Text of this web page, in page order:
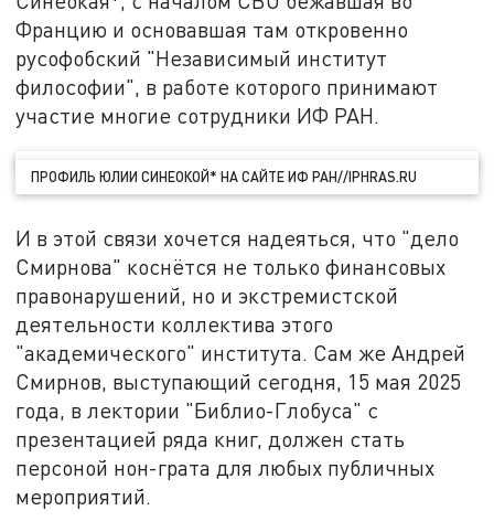
Францию и основавшая там откровенно
русофобский "Независимый институт
философии", в работе которого принимают
участие многие сотрудники ИФ РАН.
ПРОФИЛЬ ЮЛИИ СИНЕОКОЙ* НА САЙТЕ ИФ РАН//IPHRAS.RU
И в этой связи хочется надеяться, что "дело
Смирнова" коснётся не только финансовых
правонарушений, но и экстремистской
деятельности коллектива этого
"академического" института. Сам же Андрей
Смирнов, выступающий сегодня, 15 мая 2025
года, в лектории "Библио-Глобуса" с
презентацией ряда книг, должен стать
персоной нон-грата для любых публичных
мероприятий.